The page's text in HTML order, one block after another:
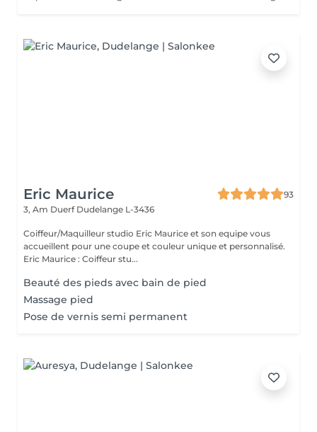
Eric Maurice
93
3, Am Duerf Dudelange L-3436
Coiffeur/Maquilleur studio Eric Maurice et son equipe vous
accueillent pour une coupe et couleur unique et personnalisé.
Eric Maurice : Coiffeur stu...
Beauté des pieds avec bain de pied
Massage pied
Pose de vernis semi permanent